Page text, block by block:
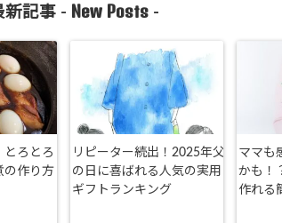
新記事 - New Posts -
とろとろ
の作り方
リピーター続出！2025年父
の日に喜ばれる人気の実用
ギフトランキング
ママも
かも！
作れる